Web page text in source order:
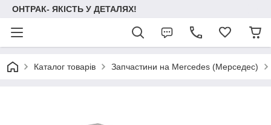
ОНТРАК- ЯКІСТЬ У ДЕТАЛЯХ!
Каталог товарів Запчастини на Mercedes (Мерседес)